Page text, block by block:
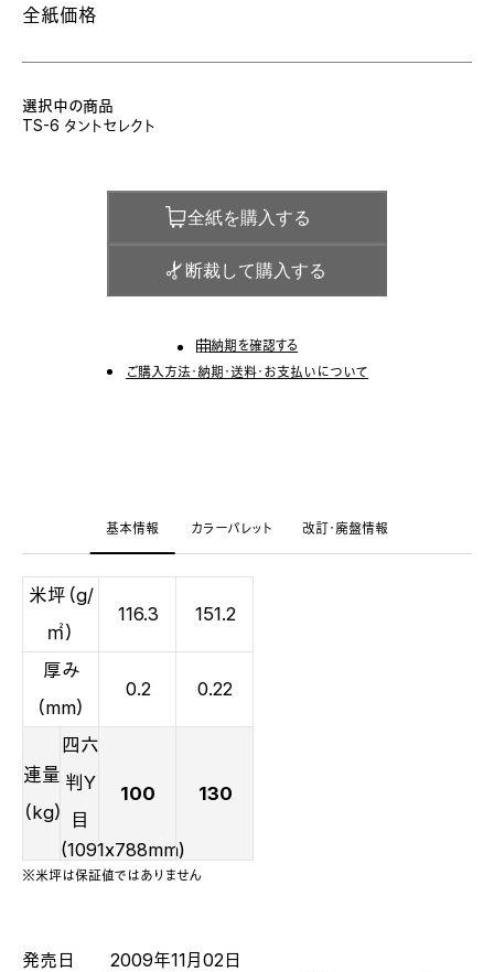
全紙価格
選択中の商品
TS-6 タントセレクト
全紙を購入する
断裁して購入する
納期を確認する
ご購入方法・納期・送料・お支払いについて
基本情報 カラーパレット 改訂・廃盤情報
米坪（g/
㎡）
116.3 151.2
厚み
（mm）
0.2 0.22
連量
（kg）
四六
判Y
目
(1091x788mm)
100 130
※米坪は保証値ではありません
発売日
2009年11月02日